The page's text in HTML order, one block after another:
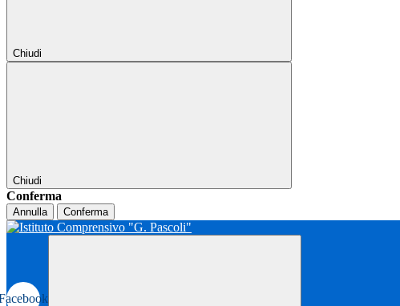
Chiudi
Chiudi
Conferma
Annulla Conferma